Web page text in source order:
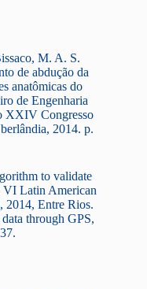
M. A. S.
de abdução da
anatômicas do
de Engenharia
XXIV Congresso
2014. p.
to validate
VI Latin American
2014, Entre Rios.
through GPS,